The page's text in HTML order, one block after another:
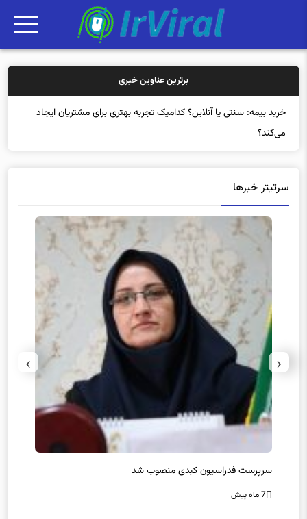
برترین عناوین خبری
خرید بیمه: سنتی یا آنلاین؟ کدامیک تجربه بهتری برای مشتریان ایجاد
می‌کند؟
سرتیتر خبرها
سرپرست فدراسیون کبدی منصوب شد
7 ماه پیش
‹
›